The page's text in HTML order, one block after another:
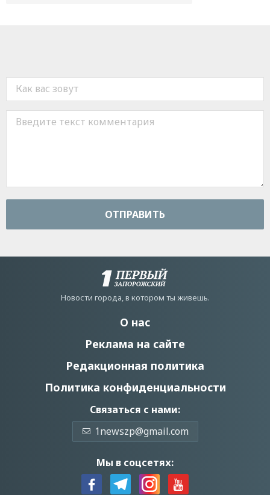
ОТПРАВИТЬ
Новости города, в котором ты живешь.
О нас
Реклама на сайте
Редакционная политика
Политика конфиденциальности
Связаться с нами:
1newszp@gmail.com
Мы в соцсетях: